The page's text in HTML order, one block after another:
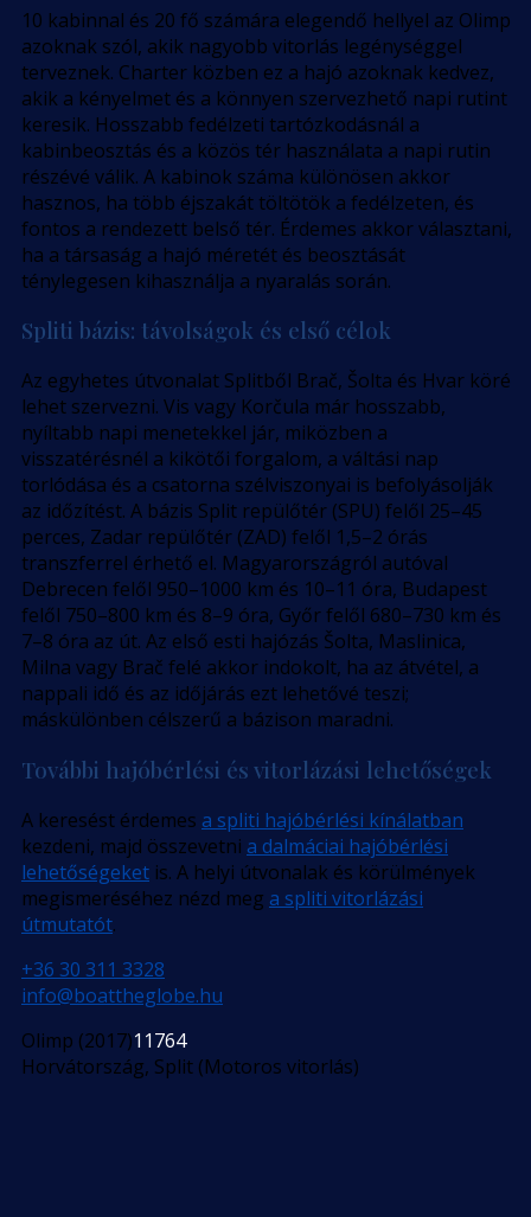
10 kabinnal és 20 fő számára elegendő hellyel az Olimp
azoknak szól, akik nagyobb vitorlás legénységgel
terveznek. Charter közben ez a hajó azoknak kedvez,
akik a kényelmet és a könnyen szervezhető napi rutint
keresik. Hosszabb fedélzeti tartózkodásnál a
kabinbeosztás és a közös tér használata a napi rutin
részévé válik. A kabinok száma különösen akkor
hasznos, ha több éjszakát töltötök a fedélzeten, és
fontos a rendezett belső tér. Érdemes akkor választani,
ha a társaság a hajó méretét és beosztását
ténylegesen kihasználja a nyaralás során.
Spliti bázis: távolságok és első célok
Az egyhetes útvonalat Splitből Brač, Šolta és Hvar köré
lehet szervezni. Vis vagy Korčula már hosszabb,
nyíltabb napi menetekkel jár, miközben a
visszatérésnél a kikötői forgalom, a váltási nap
torlódása és a csatorna szélviszonyai is befolyásolják
az időzítést. A bázis Split repülőtér (SPU) felől 25–45
perces, Zadar repülőtér (ZAD) felől 1,5–2 órás
transzferrel érhető el. Magyarországról autóval
Debrecen felől 950–1000 km és 10–11 óra, Budapest
felől 750–800 km és 8–9 óra, Győr felől 680–730 km és
7–8 óra az út. Az első esti hajózás Šolta, Maslinica,
Milna vagy Brač felé akkor indokolt, ha az átvétel, a
nappali idő és az időjárás ezt lehetővé teszi;
máskülönben célszerű a bázison maradni.
További hajóbérlési és vitorlázási lehetőségek
A keresést érdemes a spliti hajóbérlési kínálatban
kezdeni, majd összevetni a dalmáciai hajóbérlési
lehetőségeket is. A helyi útvonalak és körülmények
megismeréséhez nézd meg a spliti vitorlázási
útmutatót.
+36 30 311 3328
info@boattheglobe.hu
Olimp (2017)11764
Horvátország, Split (Motoros vitorlás)